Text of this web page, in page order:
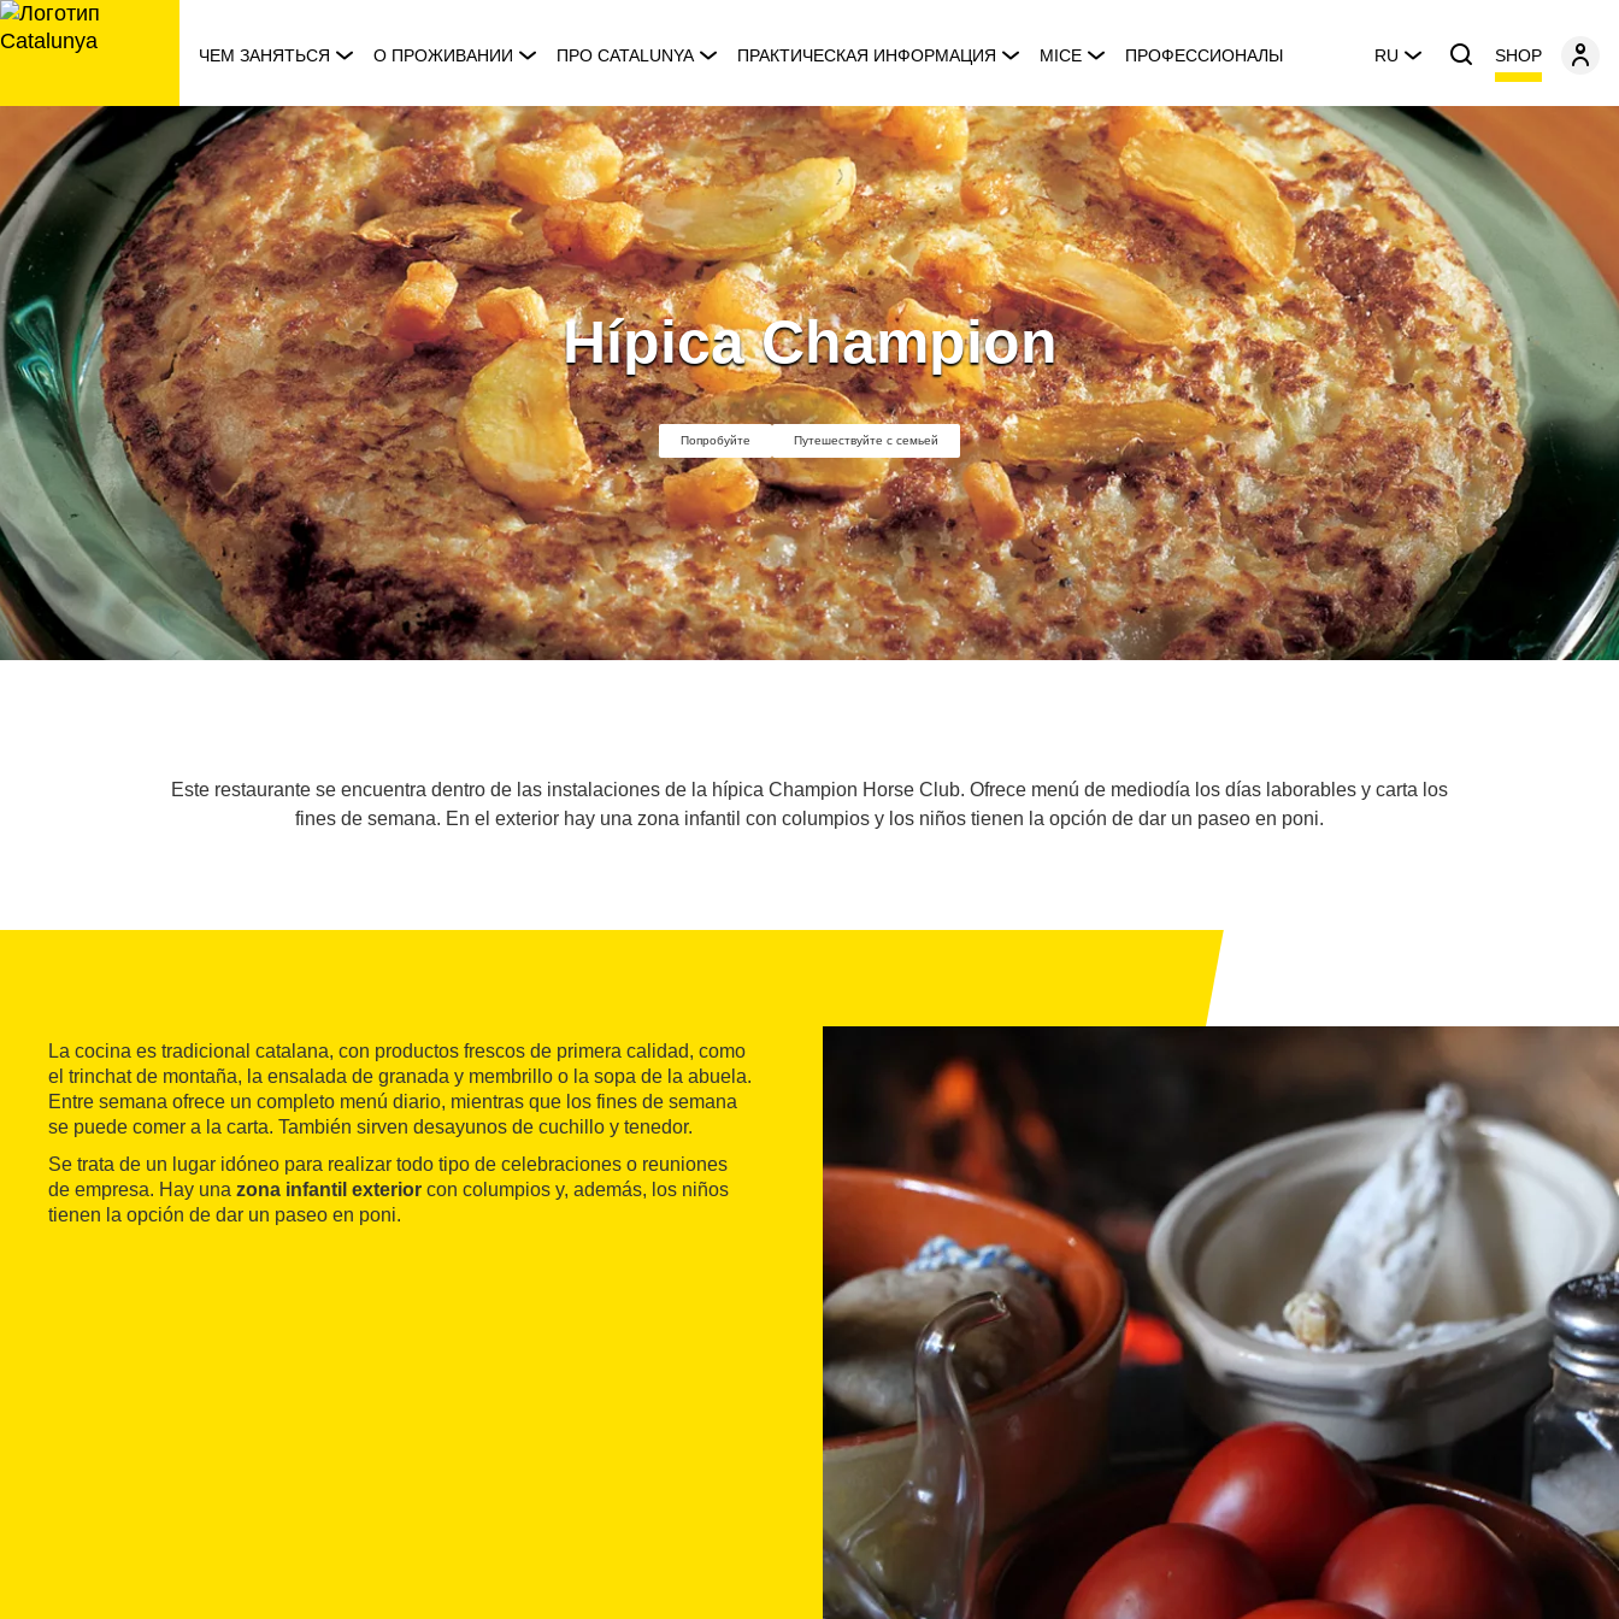
перейти
к
ЧЕМ ЗАНЯТЬСЯ О ПРОЖИВАНИИ ПРО CATALUNYA ПРАКТИЧЕСКАЯ ИНФОРМАЦИЯ MICE ПРОФЕССИОНАЛЫ RU SHOP
Hípica Champion
Попробуйте Путешествуйте с семьей
Este restaurante se encuentra dentro de las instalaciones de la hípica Champion Horse Club. Ofrece menú de mediodía los días laborables y carta los
fines de semana. En el exterior hay una zona infantil con columpios y los niños tienen la opción de dar un paseo en poni.
La cocina es tradicional catalana, con productos frescos de primera calidad, como
el trinchat de montaña, la ensalada de granada y membrillo o la sopa de la abuela.
Entre semana ofrece un completo menú diario, mientras que los fines de semana
se puede comer a la carta. También sirven desayunos de cuchillo y tenedor.
Se trata de un lugar idóneo para realizar todo tipo de celebraciones o reuniones
de empresa. Hay una zona infantil exterior con columpios y, además, los niños
tienen la opción de dar un paseo en poni.